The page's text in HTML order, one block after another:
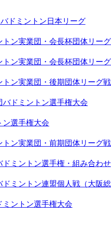
ドミントン日本リーグ
ン実業団・会長杯団体リーグ
ン実業団・会長杯団体リーグ
トン実業団・後期団体リーグ戦
バドミントン選手権大会
ン選手権大会
トン実業団・前期団体リーグ戦
ドミントン選手権・組み合わ
ミントン連盟個人戦（大阪総
ミントン選手権大会